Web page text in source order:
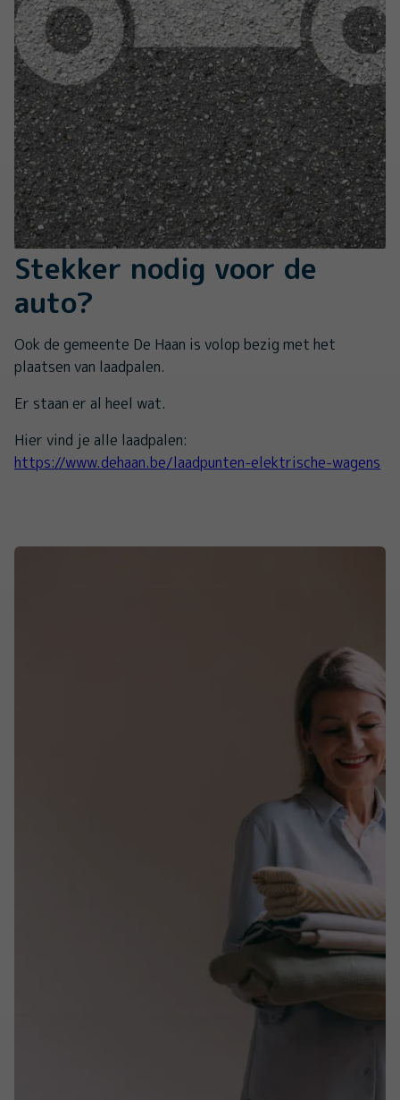
Stekker nodig voor de
auto?
Ook de gemeente De Haan is volop bezig met het
plaatsen van laadpalen.
Er staan er al heel wat.
Hier vind je alle laadpalen:
https://www.dehaan.be/laadpunten-elektrische-wagens